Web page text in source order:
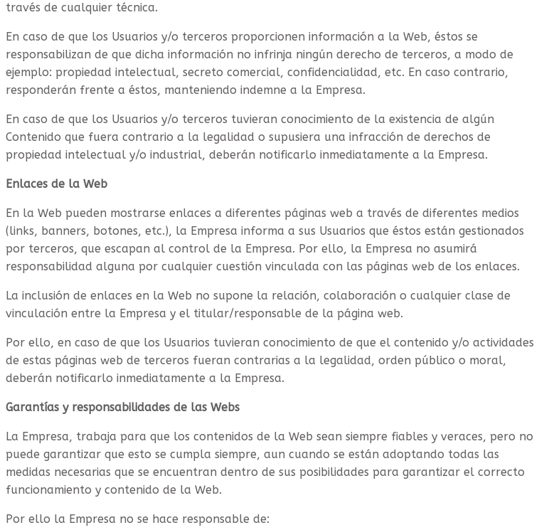
través de cualquier técnica.
En caso de que los Usuarios y/o terceros proporcionen información a la Web, éstos se
responsabilizan de que dicha información no infrinja ningún derecho de terceros, a modo de
ejemplo: propiedad intelectual, secreto comercial, confidencialidad, etc. En caso contrario,
responderán frente a éstos, manteniendo indemne a la Empresa.
En caso de que los Usuarios y/o terceros tuvieran conocimiento de la existencia de algún
Contenido que fuera contrario a la legalidad o supusiera una infracción de derechos de
propiedad intelectual y/o industrial, deberán notificarlo inmediatamente a la Empresa.
Enlaces de la Web
En la Web pueden mostrarse enlaces a diferentes páginas web a través de diferentes medios
(links, banners, botones, etc.), la Empresa informa a sus Usuarios que éstos están gestionados
por terceros, que escapan al control de la Empresa. Por ello, la Empresa no asumirá
responsabilidad alguna por cualquier cuestión vinculada con las páginas web de los enlaces.
La inclusión de enlaces en la Web no supone la relación, colaboración o cualquier clase de
vinculación entre la Empresa y el titular/responsable de la página web.
Por ello, en caso de que los Usuarios tuvieran conocimiento de que el contenido y/o actividades
de estas páginas web de terceros fueran contrarias a la legalidad, orden público o moral,
deberán notificarlo inmediatamente a la Empresa.
Garantías y responsabilidades de las Webs
La Empresa, trabaja para que los contenidos de la Web sean siempre fiables y veraces, pero no
puede garantizar que esto se cumpla siempre, aun cuando se están adoptando todas las
medidas necesarias que se encuentran dentro de sus posibilidades para garantizar el correcto
funcionamiento y contenido de la Web.
Por ello la Empresa no se hace responsable de: